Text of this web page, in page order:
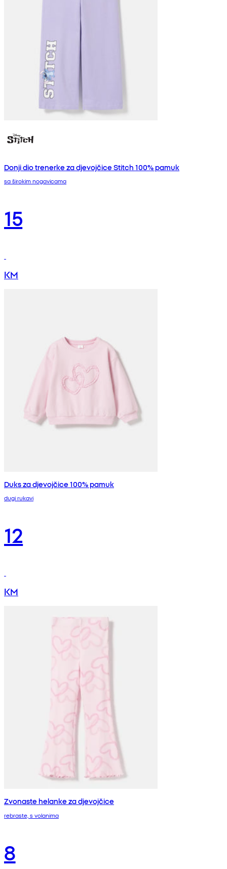
Donji dio trenerke za djevojčice Stitch 100% pamuk
sa širokim nogavicama
15
KM
Duks za djevojčice 100% pamuk
dugi rukavi
12
KM
Zvonaste helanke za djevojčice
rebraste, s volanima
8